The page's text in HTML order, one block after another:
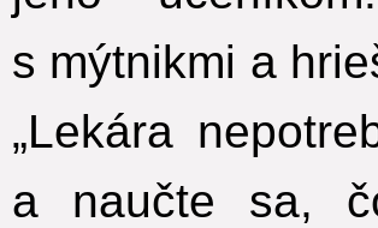
s mýtnikmi a
„Lekára
a naučte sa,